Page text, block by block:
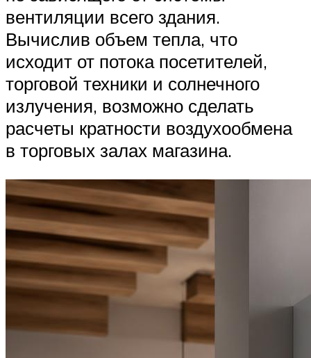
вентиляции всего здания.
Вычислив объем тепла, что
исходит от потока посетителей,
торговой техники и солнечного
излучения, возможно сделать
расчеты кратности воздухообмена
в торговых залах магазина.